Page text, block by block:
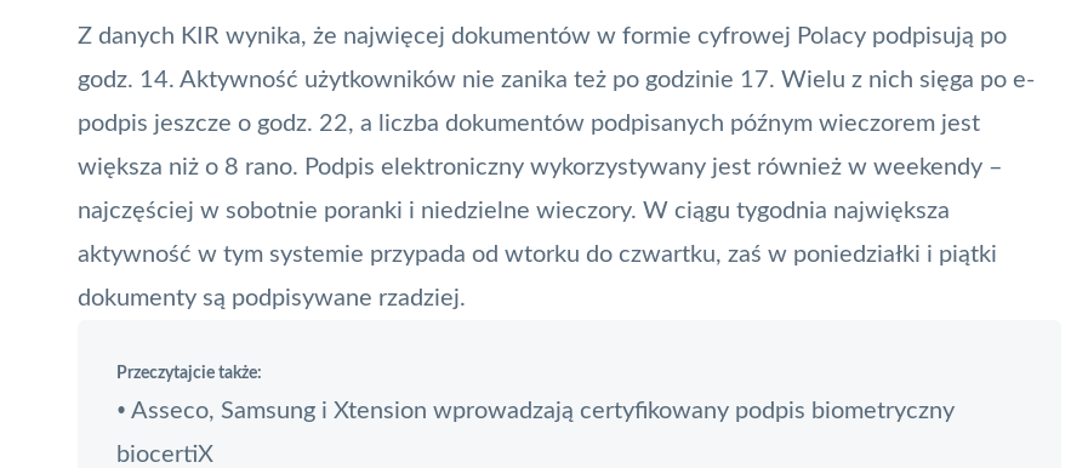
Z danych KIR wynika, że najwięcej dokumentów w formie cyfrowej Polacy podpisują po
godz. 14. Aktywność użytkowników nie zanika też po godzinie 17. Wielu z nich sięga po e-
podpis jeszcze o godz. 22, a liczba dokumentów podpisanych późnym wieczorem jest
większa niż o 8 rano. Podpis elektroniczny wykorzystywany jest również w weekendy –
najczęściej w sobotnie poranki i niedzielne wieczory. W ciągu tygodnia największa
aktywność w tym systemie przypada od wtorku do czwartku, zaś w poniedziałki i piątki
dokumenty są podpisywane rzadziej.
Przeczytajcie także:
• Asseco, Samsung i Xtension wprowadzają certyfikowany podpis biometryczny
biocertiX